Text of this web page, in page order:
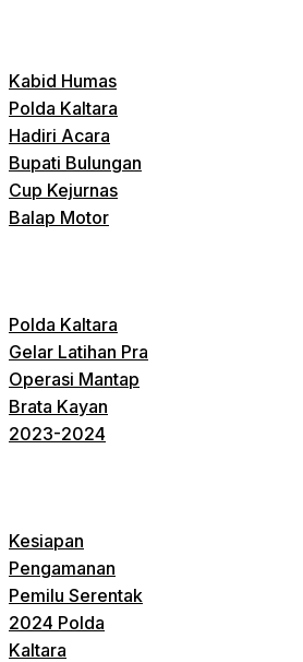
Kabid Humas
Polda Kaltara
Hadiri Acara
Bupati Bulungan
Cup Kejurnas
Balap Motor
Polda Kaltara
Gelar Latihan Pra
Operasi Mantap
Brata Kayan
2023-2024
Kesiapan
Pengamanan
Pemilu Serentak
2024 Polda
Kaltara